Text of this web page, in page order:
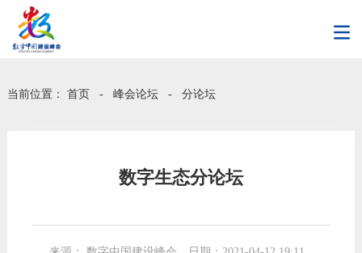
当前位置： 首页 - 峰会论坛- 分论坛
数字生态分论坛